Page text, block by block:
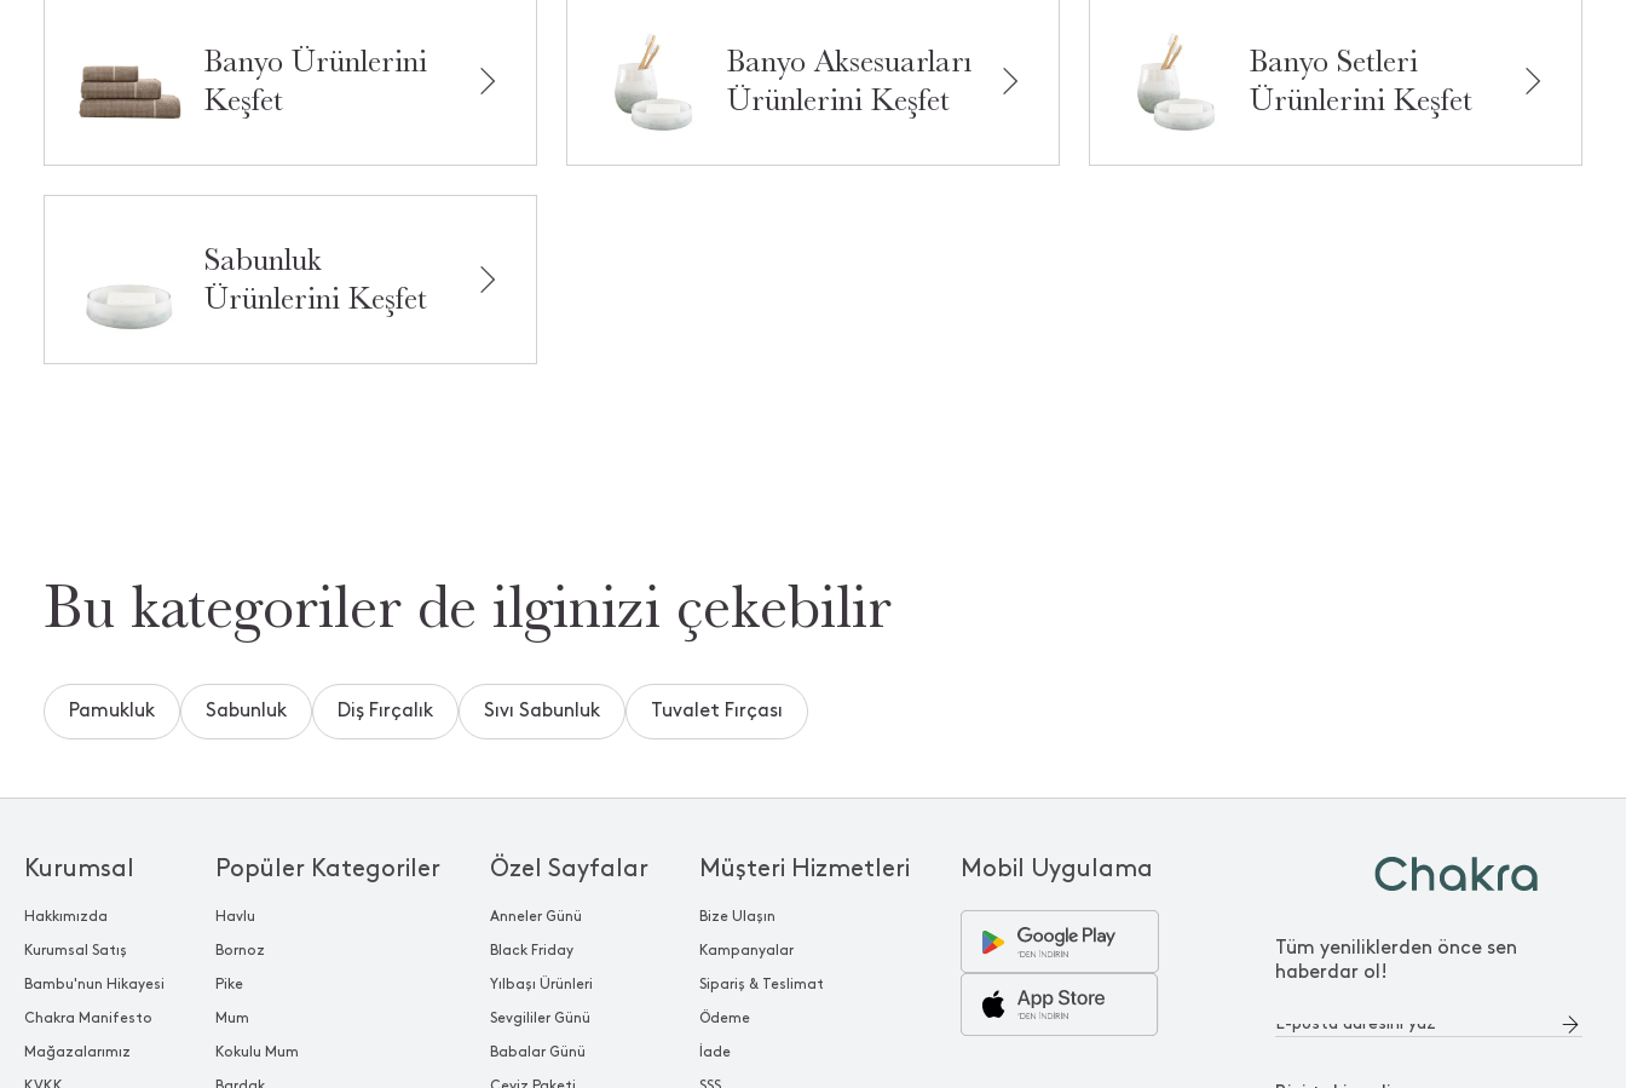
Banyo Ürünlerini
Keşfet
Banyo Aksesuarları
Ürünlerini Keşfet
Banyo Setleri
Ürünlerini Keşfet
Sabunluk
Ürünlerini Keşfet
Bu kategoriler de ilginizi çekebilir
Pamukluk Sabunluk Diş Fırçalık Sıvı Sabunluk Tuvalet Fırçası
Tüm yeniliklerden önce sen
haberdar ol!
Popüler Kategoriler
Havlu
Bornoz
Pike
Mum
Kokulu Mum
Özel Sayfalar
Anneler Günü
Black Friday
Yılbaşı Ürünleri
Sevgililer Günü
Babalar Günü
Kurumsal
Hakkımızda
Kurumsal Satış
Bambu'nun Hikayesi
Chakra Manifesto
Mağazalarımız
Müşteri Hizmetleri
Bize Ulaşın
Kampanyalar
Sipariş & Teslimat
Ödeme
İade
Mobil Uygulama